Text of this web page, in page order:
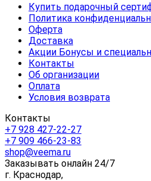
Купить подарочный
Политика
Оферта
Доставка
Акции Бонусы и
Контакты
Об организации
Оплата
Условия возврата
Контакты
+7 928 427-22-27
+7 909 466-23-83
shop@veema.ru
Заказывать онлайн 24/7
г. Краснодар,